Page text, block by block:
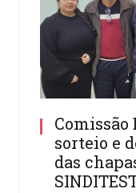
sorteio e
das